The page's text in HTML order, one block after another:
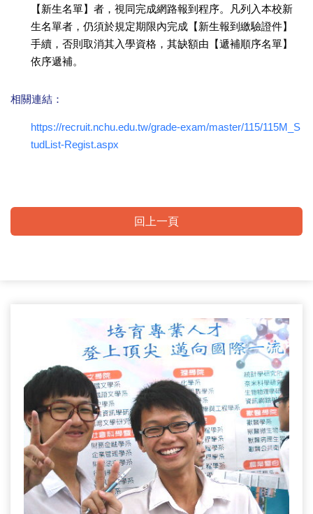
【新生名單】者，視同完成網路報到程序。凡列入本校新
生名單者，仍須於規定期限內完成【新生報到繳驗證件】
手續，否則取消其入學資格，其缺額由【遞補順序名單】
依序遞補。
相關連結：
https://recruit.nchu.edu.tw/grade-exam/master/115/115M_S
tudList-Regist.aspx
回上一頁